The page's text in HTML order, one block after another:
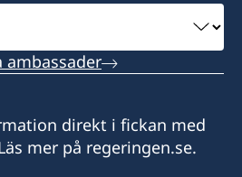
13:00
ambassader
direkt i fickan med
mer på regeringen.se.